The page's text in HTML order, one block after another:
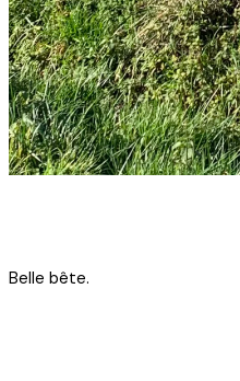
Belle bête.